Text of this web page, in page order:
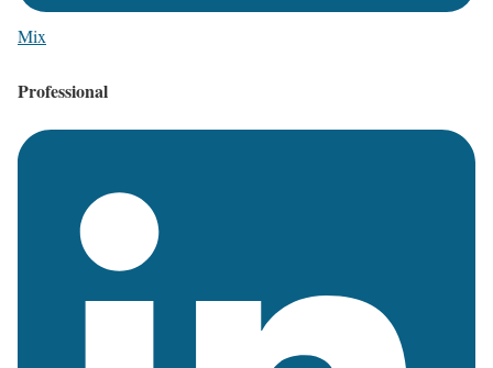
Mix
Professional